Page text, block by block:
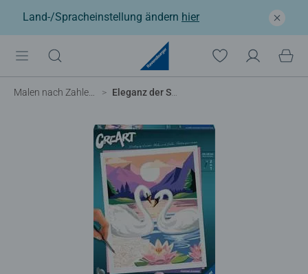
Land-/Spracheinstellung ändern hier
Malen nach Zahlen Erwachsene Eleganz der Schwäne